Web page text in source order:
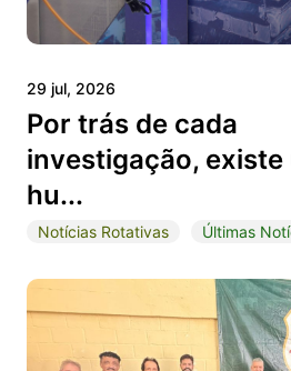
29 jul, 2026
Por trás de cada
investigação, existe
hu...
Notícias Rotativas Últimas